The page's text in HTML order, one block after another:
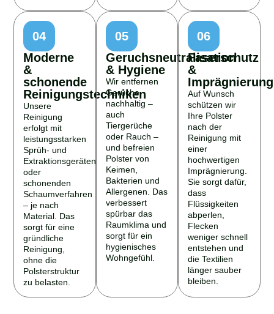
04
Moderne
&
schonende
Reinigungstechniken
Unsere
Reinigung
erfolgt mit
leistungsstarken
Sprüh- und
Extraktionsgeräten
oder
schonenden
Schaumverfahren
– je nach
Material. Das
sorgt für eine
gründliche
Reinigung,
ohne die
Polsterstruktur
zu belasten.
05
Geruchsneutralisation
& Hygiene
Wir entfernen
Gerüche
nachhaltig –
auch
Tiergerüche
oder Rauch –
und befreien
Polster von
Keimen,
Bakterien und
Allergenen. Das
verbessert
spürbar das
Raumklima und
sorgt für ein
hygienisches
Wohngefühl.
06
Faserschutz
&
Imprägnierung
Auf Wunsch
schützen wir
Ihre Polster
nach der
Reinigung mit
einer
hochwertigen
Imprägnierung.
Sie sorgt dafür,
dass
Flüssigkeiten
abperlen,
Flecken
weniger schnell
entstehen und
die Textilien
länger sauber
bleiben.